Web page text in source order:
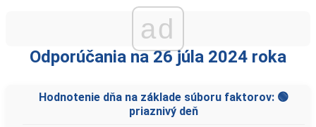
ad
Odporúčania na 26 júla 2024 roka
Hodnotenie dňa na základe súboru faktorov: 🟢
priaznivý deň